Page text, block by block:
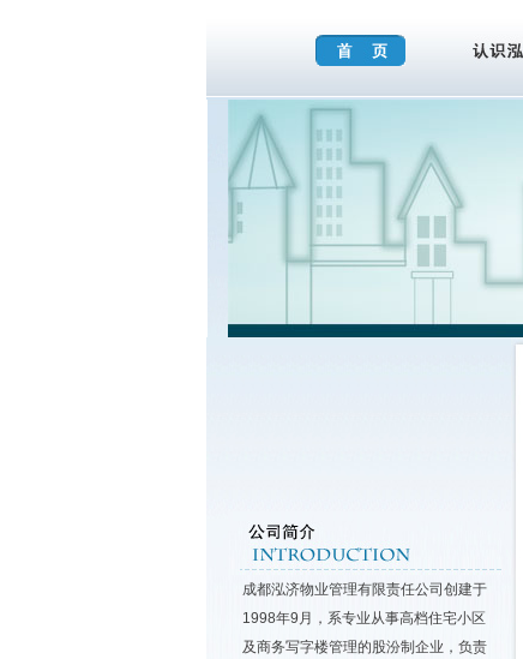
成都泓济物业管理有限责任公司创建于
1998年9月，系专业从事高档住宅小区
及商务写字楼管理的股汾制企业，负责